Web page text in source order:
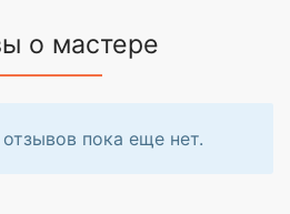
о мастере
пока еще нет.